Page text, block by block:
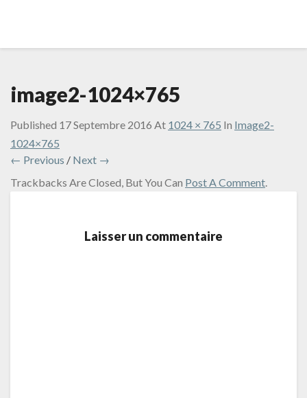
image2-1024×765
Published 17 Septembre 2016 At 1024 × 765 In Image2-
1024×765
← Previous / Next →
Trackbacks Are Closed, But You Can Post A Comment.
Laisser un commentaire